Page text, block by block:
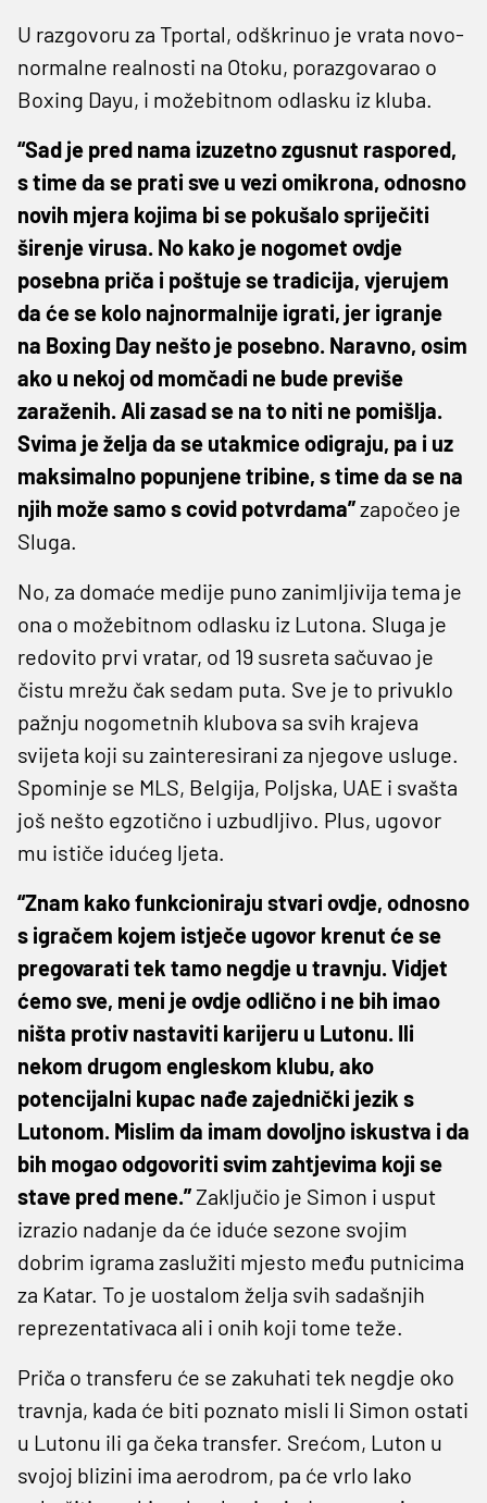
U razgovoru za Tportal, odškrinuo je vrata novo-
normalne realnosti na Otoku, porazgovarao o
Boxing Dayu, i možebitnom odlasku iz kluba.
“Sad je pred nama izuzetno zgusnut raspored,
s time da se prati sve u vezi omikrona, odnosno
novih mjera kojima bi se pokušalo spriječiti
širenje virusa. No kako je nogomet ovdje
posebna priča i poštuje se tradicija, vjerujem
da će se kolo najnormalnije igrati, jer igranje
na Boxing Day nešto je posebno. Naravno, osim
ako u nekoj od momčadi ne bude previše
zaraženih. Ali zasad se na to niti ne pomišlja.
Svima je želja da se utakmice odigraju, pa i uz
maksimalno popunjene tribine, s time da se na
njih može samo s covid potvrdama”započeo je
Sluga.
No, za domaće medije puno zanimljivija tema je
ona o možebitnom odlasku iz Lutona. Sluga je
redovito prvi vratar, od 19 susreta sačuvao je
čistu mrežu čak sedam puta. Sve je to privuklo
pažnju nogometnih klubova sa svih krajeva
svijeta koji su zainteresirani za njegove usluge.
Spominje se MLS, Belgija, Poljska, UAE i svašta
još nešto egzotično i uzbudljivo. Plus, ugovor
mu ističe idućeg ljeta.
“Znam kako funkcioniraju stvari ovdje, odnosno
s igračem kojem istječe ugovor krenut će se
pregovarati tek tamo negdje u travnju. Vidjet
ćemo sve, meni je ovdje odlično i ne bih imao
ništa protiv nastaviti karijeru u Lutonu. Ili
nekom drugom engleskom klubu, ako
potencijalni kupac nađe zajednički jezik s
Lutonom. Mislim da imam dovoljno iskustva i da
bih mogao odgovoriti svim zahtjevima koji se
stave pred mene.” Zaključio je Simon i usput
izrazio nadanje da će iduće sezone svojim
dobrim igrama zaslužiti mjesto među putnicima
za Katar. To je uostalom želja svih sadašnjih
reprezentativaca ali i onih koji tome teže.
Priča o transferu će se zakuhati tek negdje oko
travnja, kada će biti poznato misli li Simon ostati
u Lutonu ili ga čeka transfer. Srećom, Luton u
svojoj blizini ima aerodrom, pa će vrlo lako